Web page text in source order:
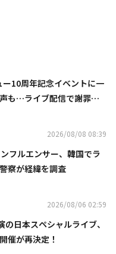
ー10周年記念イベントに一
も…ライブ配信で謝罪
2026/08/08 08:39
フルエンサー、韓国でラ
察が経緯を調査
2026/08/06 02:59
日本スペシャルライブ、
催が再決定！